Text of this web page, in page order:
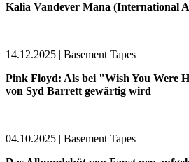
Kalia Vandever Mana (International
14.12.2025 | Basement Tapes
Pink Floyd: Als bei "Wish You Were
von Syd Barrett gewärtig wird
04.10.2025 | Basement Tapes